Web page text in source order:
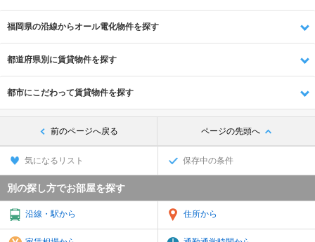
福岡県の沿線からオール電化物件を探す
都道府県別に賃貸物件を探す
都市にこだわって賃貸物件を探す
前のページへ戻る ページの先頭へ
気になるリスト 保存中の条件
別の探し方でお部屋を探す
沿線・駅から 住所から